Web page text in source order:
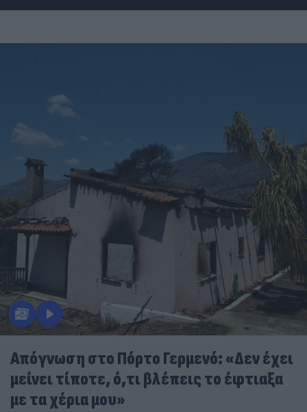
Απόγνωση στο Πόρτο Γερμενό: «Δεν έχει
μείνει τίποτε, ό,τι βλέπεις το έφτιαξα
με τα χέρια μου»